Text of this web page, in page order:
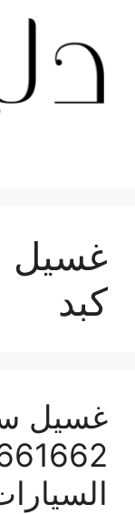
المحتوى
غسيل
كبد
غسيل